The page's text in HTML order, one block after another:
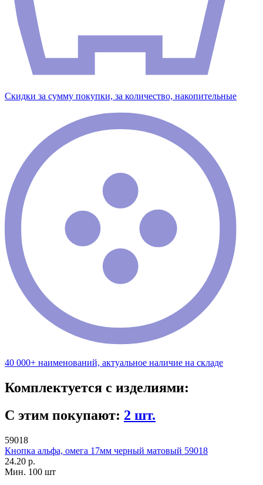
Скидки за сумму покупки, за количество, накопительные
40 000+ наименований, актуальное наличие на складе
Комплектуется с изделиями:
С этим покупают: 2 шт.
59018
Кнопка альфа, омега 17мм черный матовый 59018
24.20 р.
Мин. 100 шт